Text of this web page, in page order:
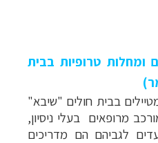
ומחלות טרופיות בבית
בבית חולים "שיבא"
מרופאים בעלי ניסיון,
לגביהם הם מדריכים